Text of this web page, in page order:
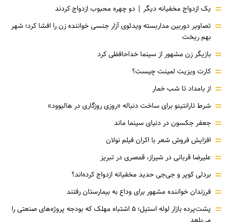
= یک ازدواج مخفیانه دیگر | دو چهره محبوب ازدواج کردند
= تصاویر دوربین مداربسته ویدئوی آزار جنسی خواننده زن را افشا کرد؛ شهر
بهم ریخت
= بازیگر زن مشهور از سینما خداحافظی کرد
= کارت ویزیت لمینت چیست؟
= از بامداد تا شب خمار
= شرط تارانتینو برای ساخت دنباله «روزی روزگاری در هالیوود»
= جعفر جکسون در دنیای سینما ماند
= افزایش فروش شعر با اکران فیلم نولان
= علیرضا قربانی در شیراز، قمصری در تبریز
= بردلی کوپر و جی‌جی حدید مخفیانه ازدواج کرده‌اند؟
= فرزندان خواننده مشهور برای وداع به بیمارستان رفتند
=
پشت‌پرده بازار لوله استیل؛ ۵ اشتباه مهلک که بودجه پروژه‌های صنعتی را